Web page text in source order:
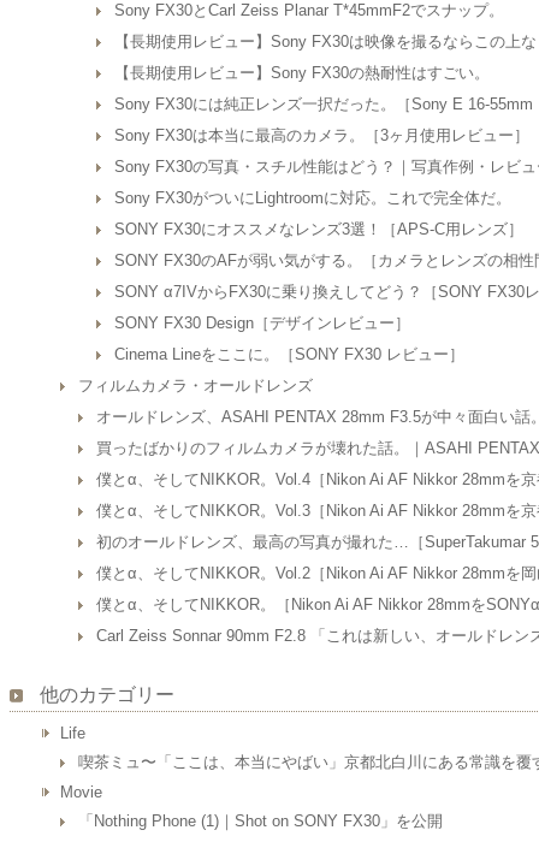
Sony FX30とCarl Zeiss Planar T*45mmF2でスナップ。
【長期使用レビュー】Sony FX30は映像を撮るならこの上
【長期使用レビュー】Sony FX30の熱耐性はすごい。
Sony FX30には純正レンズ一択だった。［Sony E 16-55mm
Sony FX30は本当に最高のカメラ。［3ヶ月使用レビュー］
Sony FX30の写真・スチル性能はどう？｜写真作例・レビ
Sony FX30がついにLightroomに対応。これで完全体だ。
SONY FX30にオススメなレンズ3選！［APS-C用レンズ］
SONY FX30のAFが弱い気がする。［カメラとレンズの相性
SONY α7IVからFX30に乗り換えしてどう？［SONY FX30
SONY FX30 Design［デザインレビュー］
Cinema Lineをここに。［SONY FX30 レビュー］
フィルムカメラ・オールドレンズ
オールドレンズ、ASAHI PENTAX 28mm F3.5が中々面白い話
買ったばかりのフィルムカメラが壊れた話。｜ASAHI
僕とα、そしてNIKKOR。Vol.4［Nikon Ai AF Nikkor 28mmを
僕とα、そしてNIKKOR。Vol.3［Nikon Ai AF Nikkor 28mmを
初のオールドレンズ、最高の写真が撮れた…［SuperTakumar
僕とα、そしてNIKKOR。Vol.2［Nikon Ai AF Nikkor 28mmを
僕とα、そしてNIKKOR。［Nikon Ai AF Nikkor 28mmを
Carl Zeiss Sonnar 90mm F2.8 「これは新しい、オールドレン
他のカテゴリー
Life
喫茶ミュ〜「ここは、本当にやばい」京都北白川にある常識を覆
Movie
「Nothing Phone (1)｜Shot on SONY FX30」を公開